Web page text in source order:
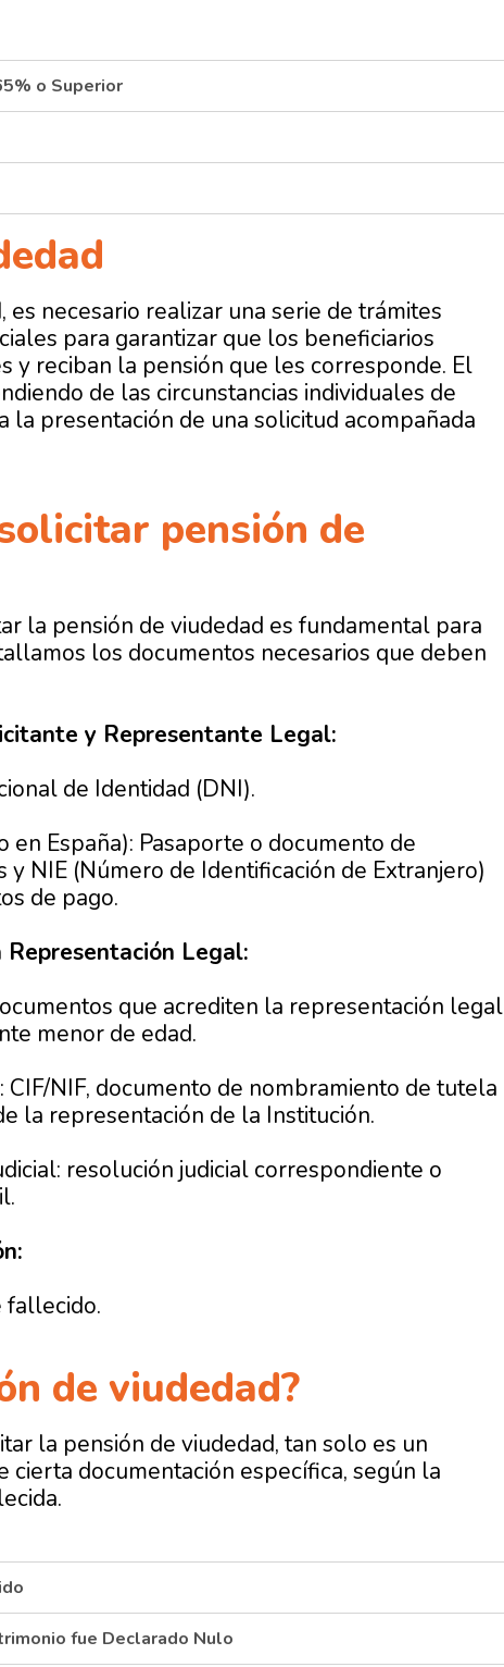
o Superior
, es necesario realizar una serie de trámites
para garantizar que los beneficiarios
y reciban la pensión que les corresponde. El
de las circunstancias individuales de
la presentación de una solicitud acompañada
pensión de
la pensión de viudedad es fundamental para
los documentos necesarios que deben
y Representante Legal:
de Identidad (DNI).
en España): Pasaporte o documento de
y NIE (Número de Identificación de Extranjero)
de pago.
Legal:
que acrediten la representación legal
menor de edad.
CIF/NIF, documento de nombramiento de tutela
la representación de la Institución.
resolución judicial correspondiente o
fallecido.
de viudedad?
la pensión de viudedad, tan solo es un
documentación específica, según la
fue Declarado Nulo